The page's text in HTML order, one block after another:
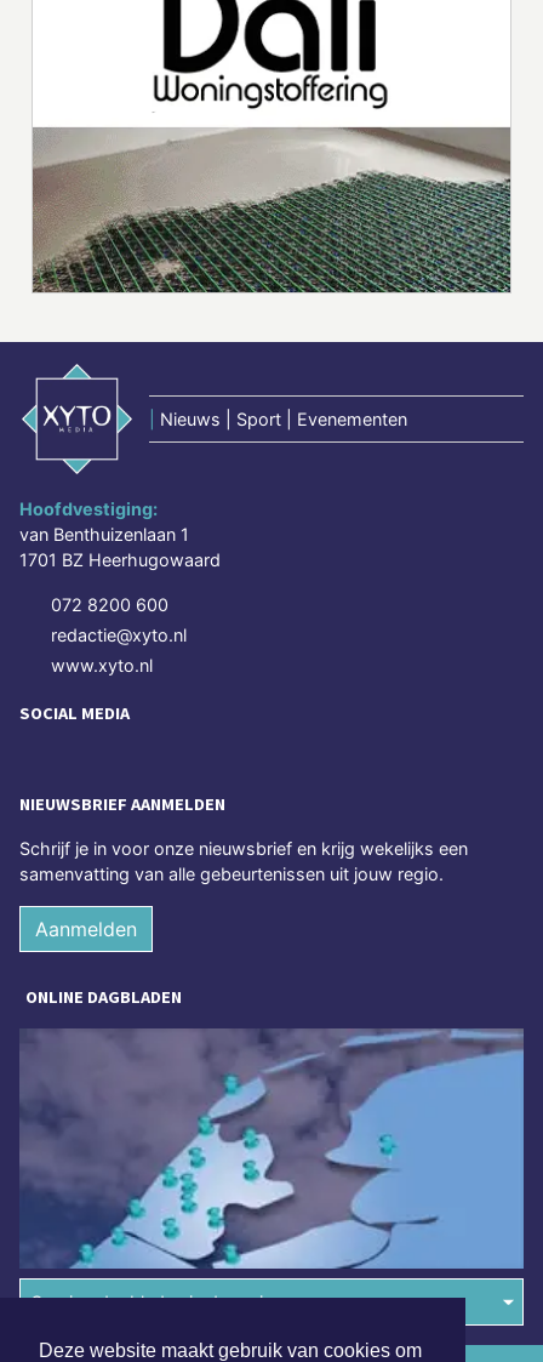
Deze website maakt gebruik van cookies om
Nieuws | Sport | Evenementen
Hoofdvestiging:
van Benthuizenlaan 1
1701 BZ Heerhugowaard
072 8200 600
redactie@xyto.nl
www.xyto.nl
SOCIAL MEDIA
NIEUWSBRIEF AANMELDEN
Schrijf je in voor onze nieuwsbrief en krijg wekelijks een
samenvatting van alle gebeurtenissen uit jouw regio.
Aanmelden
ONLINE DAGBLADEN
Overige dagbladen in de regio